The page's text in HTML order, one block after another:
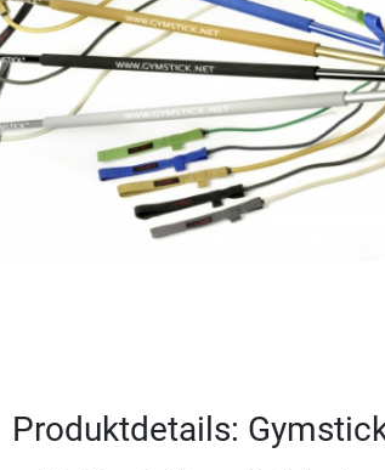
Produktdetails: